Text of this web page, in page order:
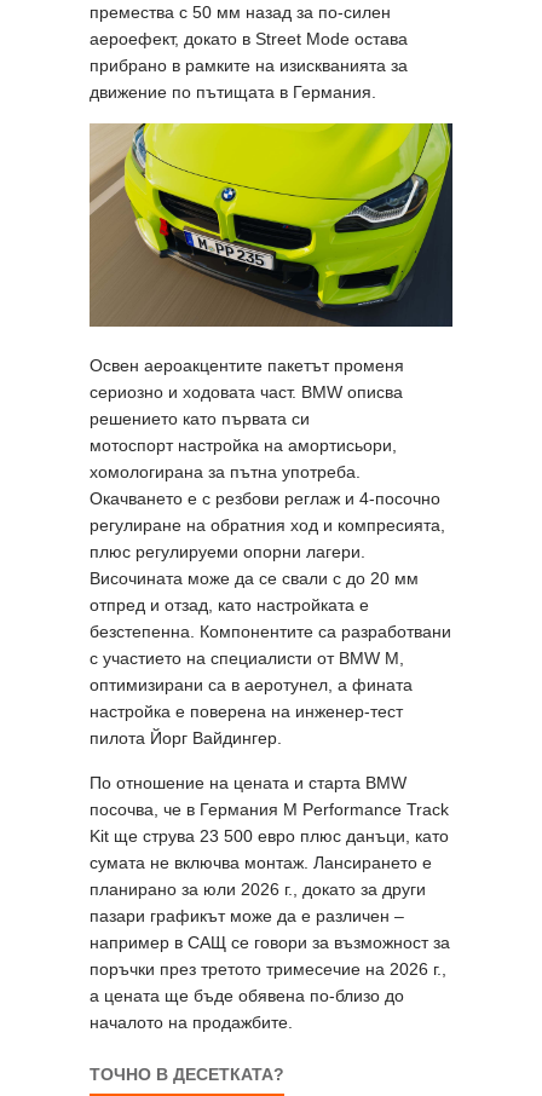
премества с 50 мм назад за по-силен
аероефект, докато в Street Mode остава
прибрано в рамките на изискванията за
движение по пътищата в Германия.
Освен аероакцентите пакетът променя
сериозно и ходовата част. BMW описва
решението като първата си
мотоспорт настройка на амортисьори,
хомологирана за пътна употреба.
Окачването е с резбови реглаж и 4-посочно
регулиране на обратния ход и компресията,
плюс регулируеми опорни лагери.
Височината може да се свали с до 20 мм
отпред и отзад, като настройката е
безстепенна. Компонентите са разработвани
с участието на специалисти от BMW M,
оптимизирани са в аеротунел, а фината
настройка е поверена на инженер-тест
пилота Йорг Вайдингер.
По отношение на цената и старта BMW
посочва, че в Германия M Performance Track
Kit ще струва 23 500 евро плюс данъци, като
сумата не включва монтаж. Лансирането е
планирано за юли 2026 г., докато за други
пазари графикът може да е различен –
например в САЩ се говори за възможност за
поръчки през третото тримесечие на 2026 г.,
а цената ще бъде обявена по-близо до
началото на продажбите.
ТОЧНО В ДЕСЕТКАТА?